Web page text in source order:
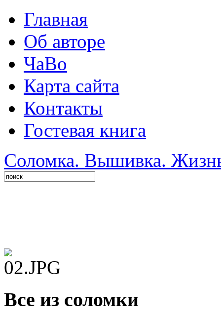
Главная
Об авторе
ЧаВо
Карта сайта
Контакты
Гостевая книга
Соломка. Вышивка.
Все из соломки